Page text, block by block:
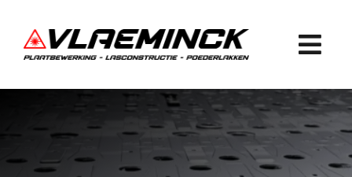
naar
inhoud
Plaatbewerking